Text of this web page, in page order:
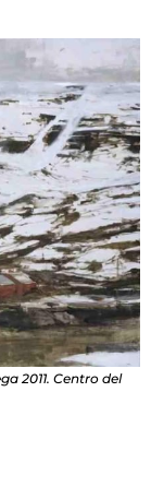
2011. Centro del